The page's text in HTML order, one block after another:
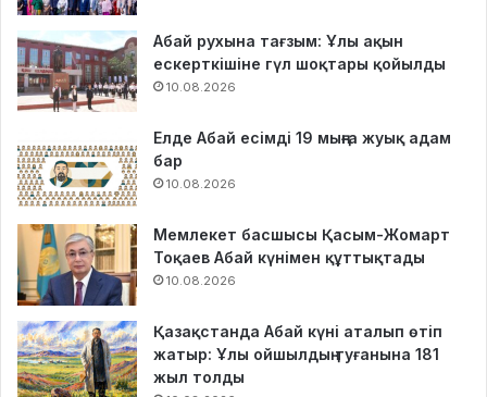
Абай рухына тағзым: Ұлы ақын
ескерткішіне гүл шоқтары қойылды
10.08.2026
Елде Абай есімді 19 мыңға жуық адам
бар
10.08.2026
Мемлекет басшысы Қасым-Жомарт
Тоқаев Абай күнімен құттықтады
10.08.2026
Қазақстанда Абай күні аталып өтіп
жатыр: Ұлы ойшылдың туғанына 181
жыл толды